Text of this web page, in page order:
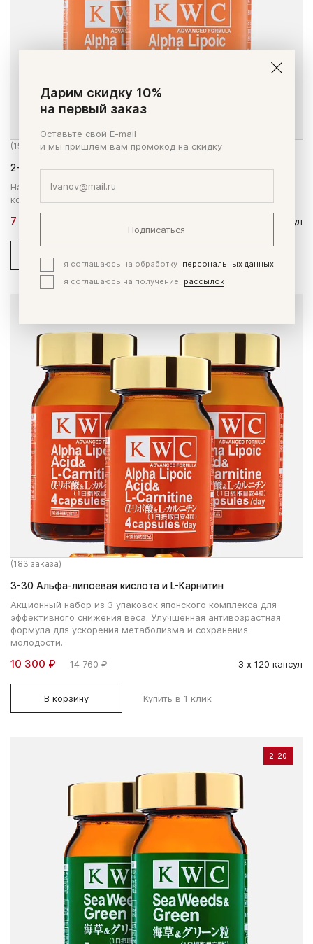
(152 заказа)
2-20 Альфа-липоевая кислота и L-Карнитин
Набор из 2 упаковок специализированной биодобавки для
коррекции веса. Скидка 20%!
7 850 ₽ 2 х 120 капсул
В корзину
(183 заказа)
3-30 Альфа-липоевая кислота и L-Карнитин
Акционный набор из 3 упаковок японского комплекса для
эффективного снижения веса. Улучшенная антивозрастная
формула для ускорения метаболизма и сохранения
молодости.
10 300 ₽ 14 760 ₽ 3 х 120 капсул
В корзину Купить в 1 клик
2-20
Дарим скидку 10%
на первый заказ
Оставьте свой E-mail
и мы пришлем вам промокод на скидку
Подписаться
я соглашаюсь на обработку
персональных данных
я соглашаюсь на получение
рассылок